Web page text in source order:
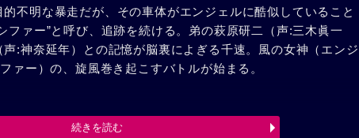
不明な暴走だが、その車体がエンジェルに酷似していること
ファー”と呼び、追跡を続ける。弟の萩原研二（声:三木眞一
:神奈延年）との記憶が脳裏によぎる千速。風の女神（エンジ
ァー）の、旋風巻き起こすバトルが始まる。
続きを読む